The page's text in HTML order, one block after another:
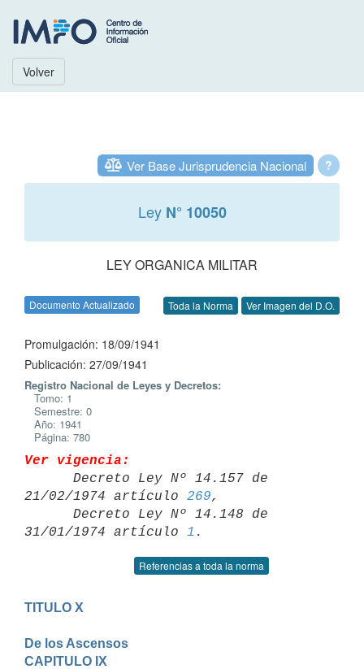
Volver
?
Ver Base Jurisprudencia Nacional
Ley N° 10050
LEY ORGANICA MILITAR
Documento Actualizado Toda la Norma Ver Imagen del D.O.
Promulgación: 18/09/1941
Publicación: 27/09/1941
Registro Nacional de Leyes y Decretos:
Tomo: 1
Semestre: 0
Año: 1941
Página: 780
Ver vigencia:
21/02/1974 artículo 269,
31/01/1974 artículo 1
Referencias a toda la norma
TITULO X
De los Ascensos
CAPITULO IX